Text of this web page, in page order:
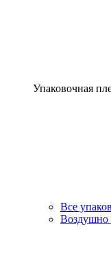
Упаковочная
Все
Воздушно